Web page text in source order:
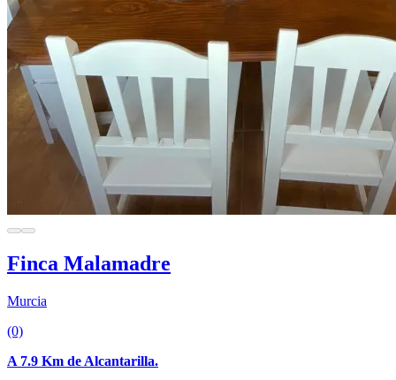
Finca Malamadre
Murcia
(0)
A 7.9 Km de Alcantarilla.